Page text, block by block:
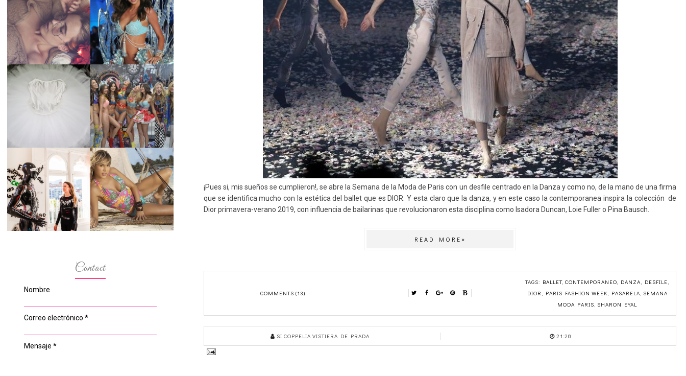
¡Pues si, mis sueños se cumplieron!, se abre la Semana de la Moda de Paris con un desfile centrado en la Danza y como no, de la mano de una firma
que se identifica mucho con la estética del ballet que es DIOR. Y esta claro que la danza, y en este caso la contemporanea inspira la colección de
Dior primavera-verano 2019, con influencia de bailarinas que revolucionaron esta disciplina como Isadora Duncan, Loie Fuller o Pina Bausch.
READ MORE»
COMMENTS (13)
TAGS: BALLET, CONTEMPORANEO DANZA DESFILE
DIOR
PARIS FASHION WEEK PASARELA SEMANA
MODA PARIS SHARON EYAL
SI COPPELIA VISTIERA DE PRADA 21:28
LA BAILARINA
BLANCA DE LA
CRUZ O COMO
REINVENTARSE
ANTE LA
ADVERSIDAD.
LA ALTURA DE LAS
MODELOS MAS
ALTAS
TUTORIAL PARA
HACER UN TUTÚ
DE BALLET DE
¿QUIERES SABER
LA EDAD Y ALTURA
DE LAS MODELOS
VICTORIA'S
SECRET 2017?
MARGA GONZÁLEZ
Y ELIA FERNÁNDEZ
DIALOGAN EN
ESPACIO DEL
ANONIMATO, LA
CASA ROSA DE
OVIEDO
LA ALTURA DE LAS
MODELOS MAS
BAJITAS
Contact
Nombre
Correo electrónico *
Mensaje *